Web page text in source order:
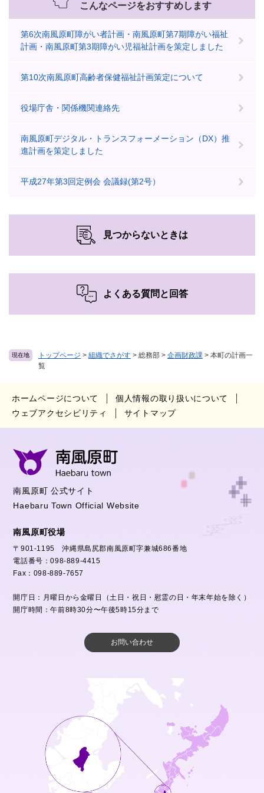
現在地 トップページ > 組織でさがす > 総務部 > 企画財政課 > 本町の計画一
覧
こんなページをおすすめします
第6次南風原町障がい者計画・南風原町第7期障がい福祉
計画・南風原町第3期障がい児福祉計画を策定しました
第10次南風原町高齢者保健福祉計画策定について
役場庁舎・関係機関連絡先
南風原町デジタル・トランスフォーメーション（DX）推
進計画を策定しました
平成27年第3回定例会 会議録(第2号）
見つからないときは
よくある質問と回答
ホームページについて
個人情報の取り扱いについて
ウェブアクセシビリティ
サイトマップ
南風原町 公式サイト
Haebaru Town Official Website
南風原町役場
〒901-1195 沖縄県島尻郡南風原町字兼城686番地
電話番号：098-889-4415
Fax：098-889-7657
開庁日：月曜日から金曜日（土日・祝日・慰霊の日・年末年始を除く）
開庁時間：午前8時30分〜午後5時15分まで
お問い合わせ